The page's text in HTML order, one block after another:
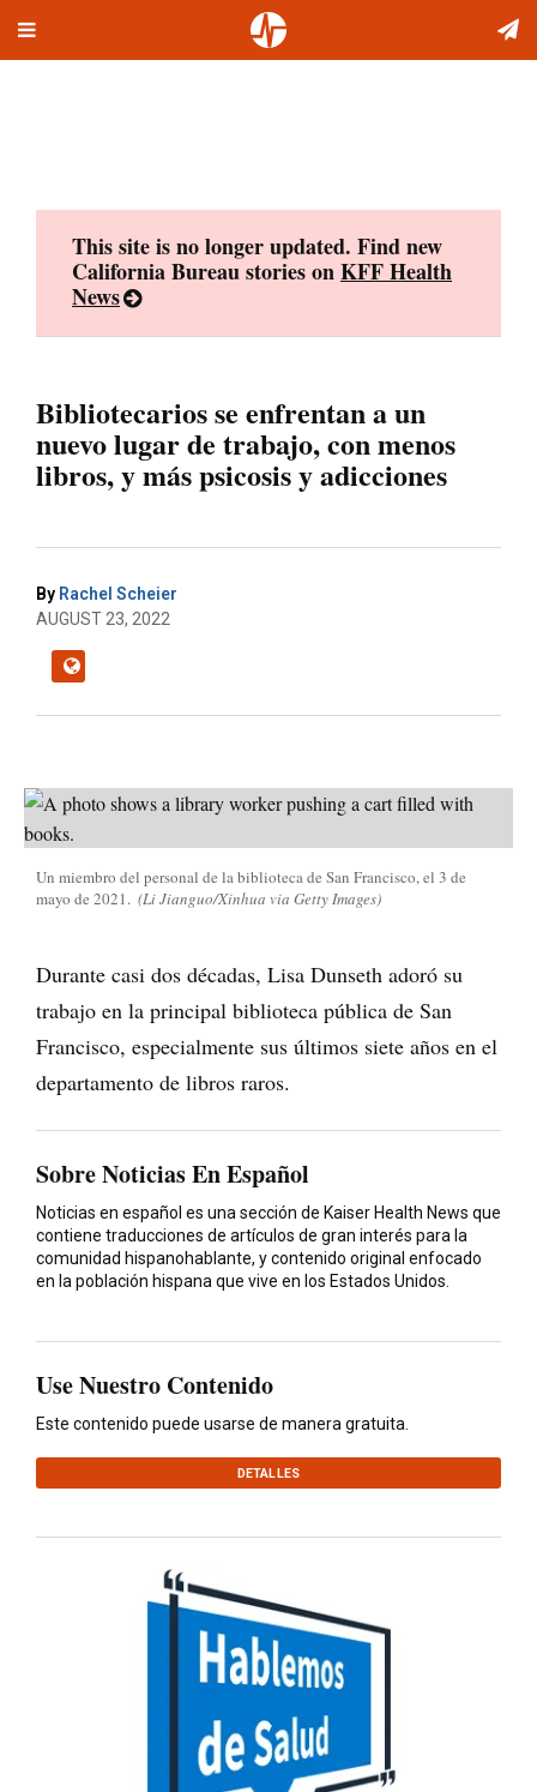
Toggle
This site is no longer updated. Find new
California Bureau stories onKFF Health
News
Bibliotecarios se enfrentan a un
nuevo lugar de trabajo, con menos
libros, y más psicosis y adicciones
By Rachel Scheier
AUGUST 23, 2022
Un miembro del personal de la biblioteca de San Francisco, el 3 de
mayo de 2021. (Li Jianguo/Xinhua via Getty Images)
Durante casi dos décadas, Lisa Dunseth adoró su
trabajo en la principal biblioteca pública de San
Francisco, especialmente sus últimos siete años en el
departamento de libros raros.
Sobre Noticias En Español
Noticias en español es una sección de Kaiser Health News que
contiene traducciones de artículos de gran interés para la
comunidad hispanohablante, y contenido original enfocado
en la población hispana que vive en los Estados Unidos.
Use Nuestro Contenido
Este contenido puede usarse de manera gratuita.
DETALLES